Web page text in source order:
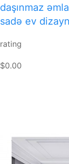
daşınmaz
sadə ev
rating
$0.00